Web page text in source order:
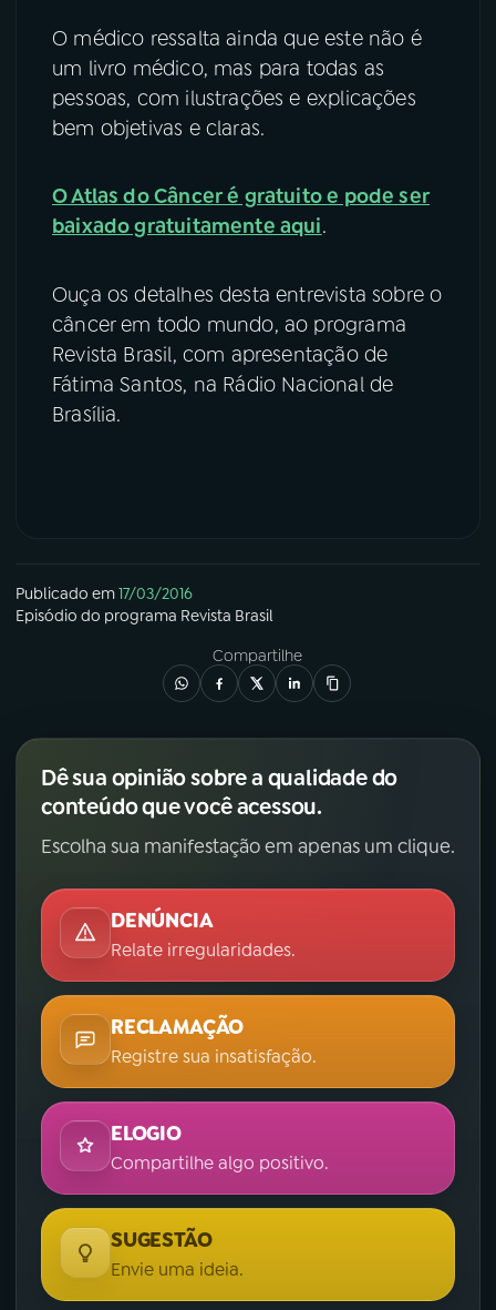
O médico ressalta ainda que este não é
um livro médico, mas para todas as
pessoas, com ilustrações e explicações
bem objetivas e claras.
O Atlas do Câncer é gratuito e pode ser
baixado gratuitamente aqui.
Ouça os detalhes desta entrevista sobre o
câncer em todo mundo, ao programa
Revista Brasil, com apresentação de
Fátima Santos, na Rádio Nacional de
Brasília.
Publicado em17/03/2016
Episódio do programa Revista Brasil
Compartilhe
Dê sua opinião sobre a qualidade do
conteúdo que você acessou.
Escolha sua manifestação em apenas um clique.
DENÚNCIA
Relate irregularidades.
RECLAMAÇÃO
Registre sua insatisfação.
ELOGIO
Compartilhe algo positivo.
SUGESTÃO
Envie uma ideia.